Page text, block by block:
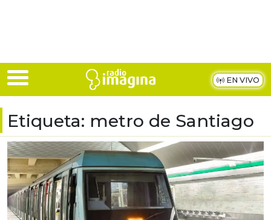
EN VIVO
Etiqueta: metro de Santiago